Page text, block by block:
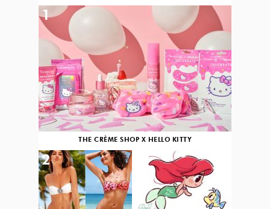
THE CRÈME SHOP X HELLO KITTY
1
2 3